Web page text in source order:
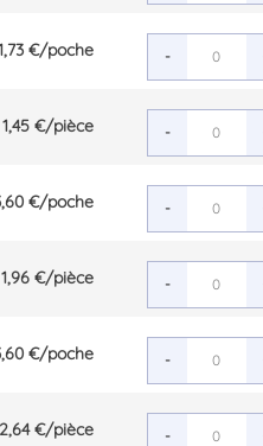
€/poche -
1,45 €/pièce -
€/poche -
1,96 €/pièce -
€/poche -
2,64 €/pièce -